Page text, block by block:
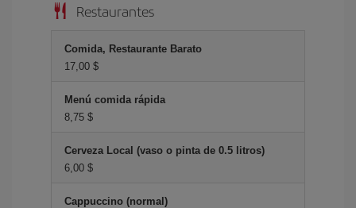
Restaurantes
Comida, Restaurante Barato
17,00 $
Menú comida rápida
8,75 $
Cerveza Local (vaso o pinta de 0.5 litros)
6,00 $
Cappuccino (normal)